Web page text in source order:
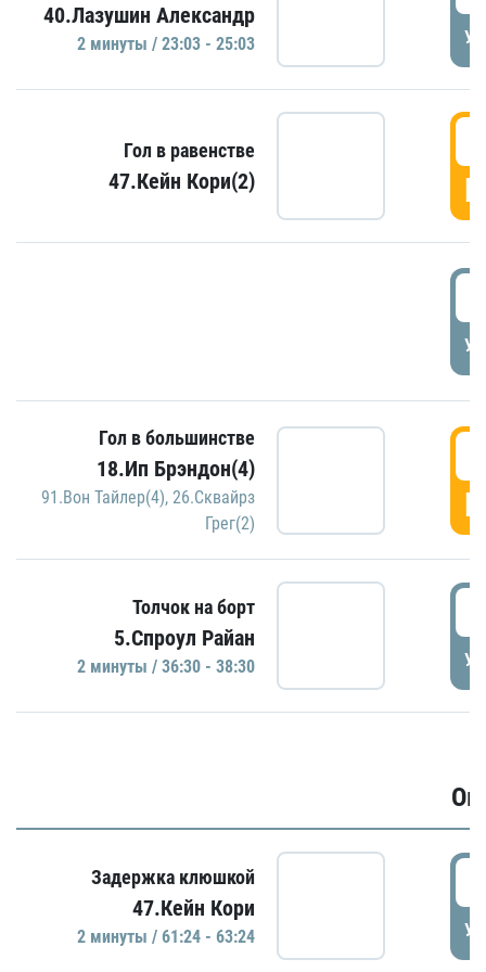
40.Лазушин Александр
2 минуты / 23:03 - 25:03
Гол в равенстве
47.Кейн Кори(2)
Гол в большинстве
18.Ип Брэндон(4)
91.Вон Тайлер(4), 26.Сквайрз
Грег(2)
Толчок на борт
5.Спроул Райан
2 минуты / 36:30 - 38:30
Задержка клюшкой
47.Кейн Кори
2 минуты / 61:24 - 63:24